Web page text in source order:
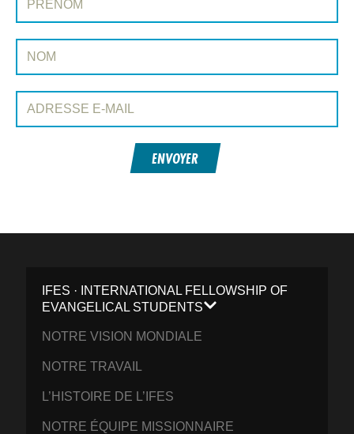
Nom:
Adresse e-mail:
ENVOYER
IFES · INTERNATIONAL FELLOWSHIP OF
EVANGELICAL STUDENTS
NOTRE VISION MONDIALE
NOTRE TRAVAIL
L’HISTOIRE DE L’IFES
NOTRE ÉQUIPE MISSIONNAIRE